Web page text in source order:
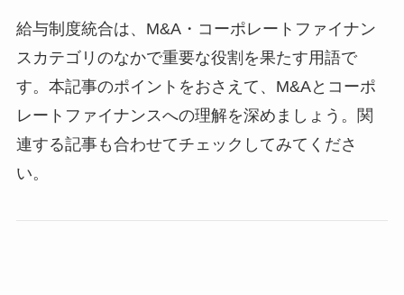
給与制度統合は、M&A・コーポレートファイナン
スカテゴリのなかで重要な役割を果たす用語で
す。本記事のポイントをおさえて、M&Aとコーポ
レートファイナンスへの理解を深めましょう。関
連する記事も合わせてチェックしてみてくださ
い。